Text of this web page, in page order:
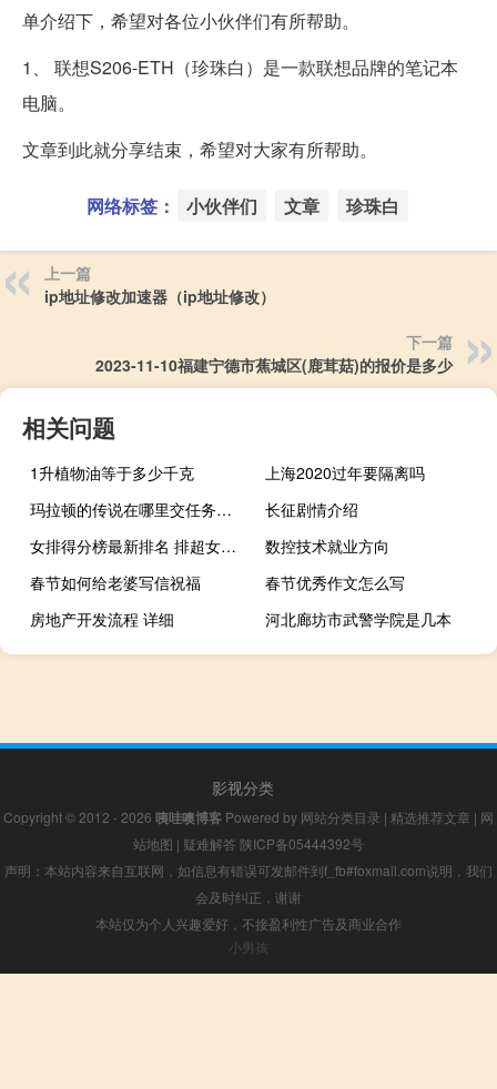
单介绍下，希望对各位小伙伴们有所帮助。
1、 联想S206-ETH（珍珠白）是一款联想品牌的笔记本
电脑。
文章到此就分享结束，希望对大家有所帮助。
网络标签： 小伙伴们 文章 珍珠白
上一篇
ip地址修改加速器（ip地址修改）
下一篇
2023-11-10福建宁德市蕉城区(鹿茸菇)的报价是多少
相关问题
1升植物油等于多少千克
上海2020过年要隔离吗
玛拉顿的传说在哪里交任务（玛拉顿的传说在哪里交）
长征剧情介绍
女排得分榜最新排名 排超女排3至15名排名
数控技术就业方向
春节如何给老婆写信祝福
春节优秀作文怎么写
房地产开发流程 详细
河北廊坊市武警学院是几本
影视分类
Copyright © 2012 - 2026 咦哇噢博客 Powered by 网站分类目录 | 精选推荐文章 | 网
站地图 | 疑难解答 陕ICP备05444392号
声明：本站内容来自互联网，如信息有错误可发邮件到f_fb#foxmail.com说明，我们
会及时纠正，谢谢
本站仅为个人兴趣爱好，不接盈利性广告及商业合作
小男孩